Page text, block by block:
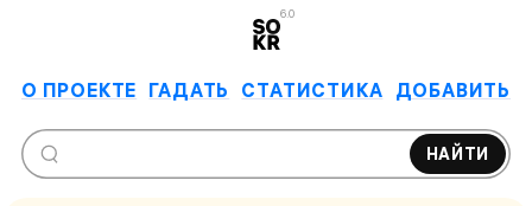
6.0
О ПРОЕКТЕ ГАДАТЬ СТАТИСТИКА ДОБАВИТЬ
НАЙТИ